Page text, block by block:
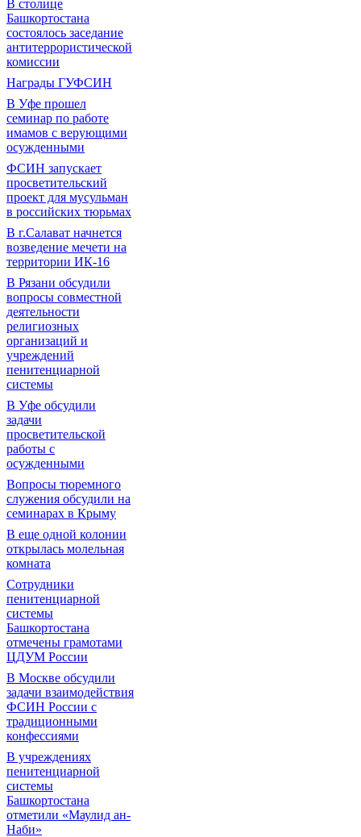
В столице
Башкортостана
состоялось заседание
антитеррористической
комиссии
Награды ГУФСИН
В Уфе прошел
семинар по работе
имамов с верующими
осужденными
ФСИН запускает
просветительский
проект для мусульман
в российских тюрьмах
В г.Салават начнется
возведение мечети на
территории ИК-16
В Рязани обсудили
вопросы совместной
деятельности
религиозных
организаций и
учреждений
пенитенциарной
системы
В Уфе обсудили
задачи
просветительской
работы с
осужденными
Вопросы тюремного
служения обсудили на
семинарах в Крыму
В еще одной колонии
открылась молельная
комната
Сотрудники
пенитенциарной
системы
Башкортостана
отмечены грамотами
ЦДУМ России
В Москве обсудили
задачи взаимодействия
ФСИН России с
традиционными
конфессиями
В учреждениях
пенитенциарной
системы
Башкортостана
отметили «Маулид ан-
Наби»